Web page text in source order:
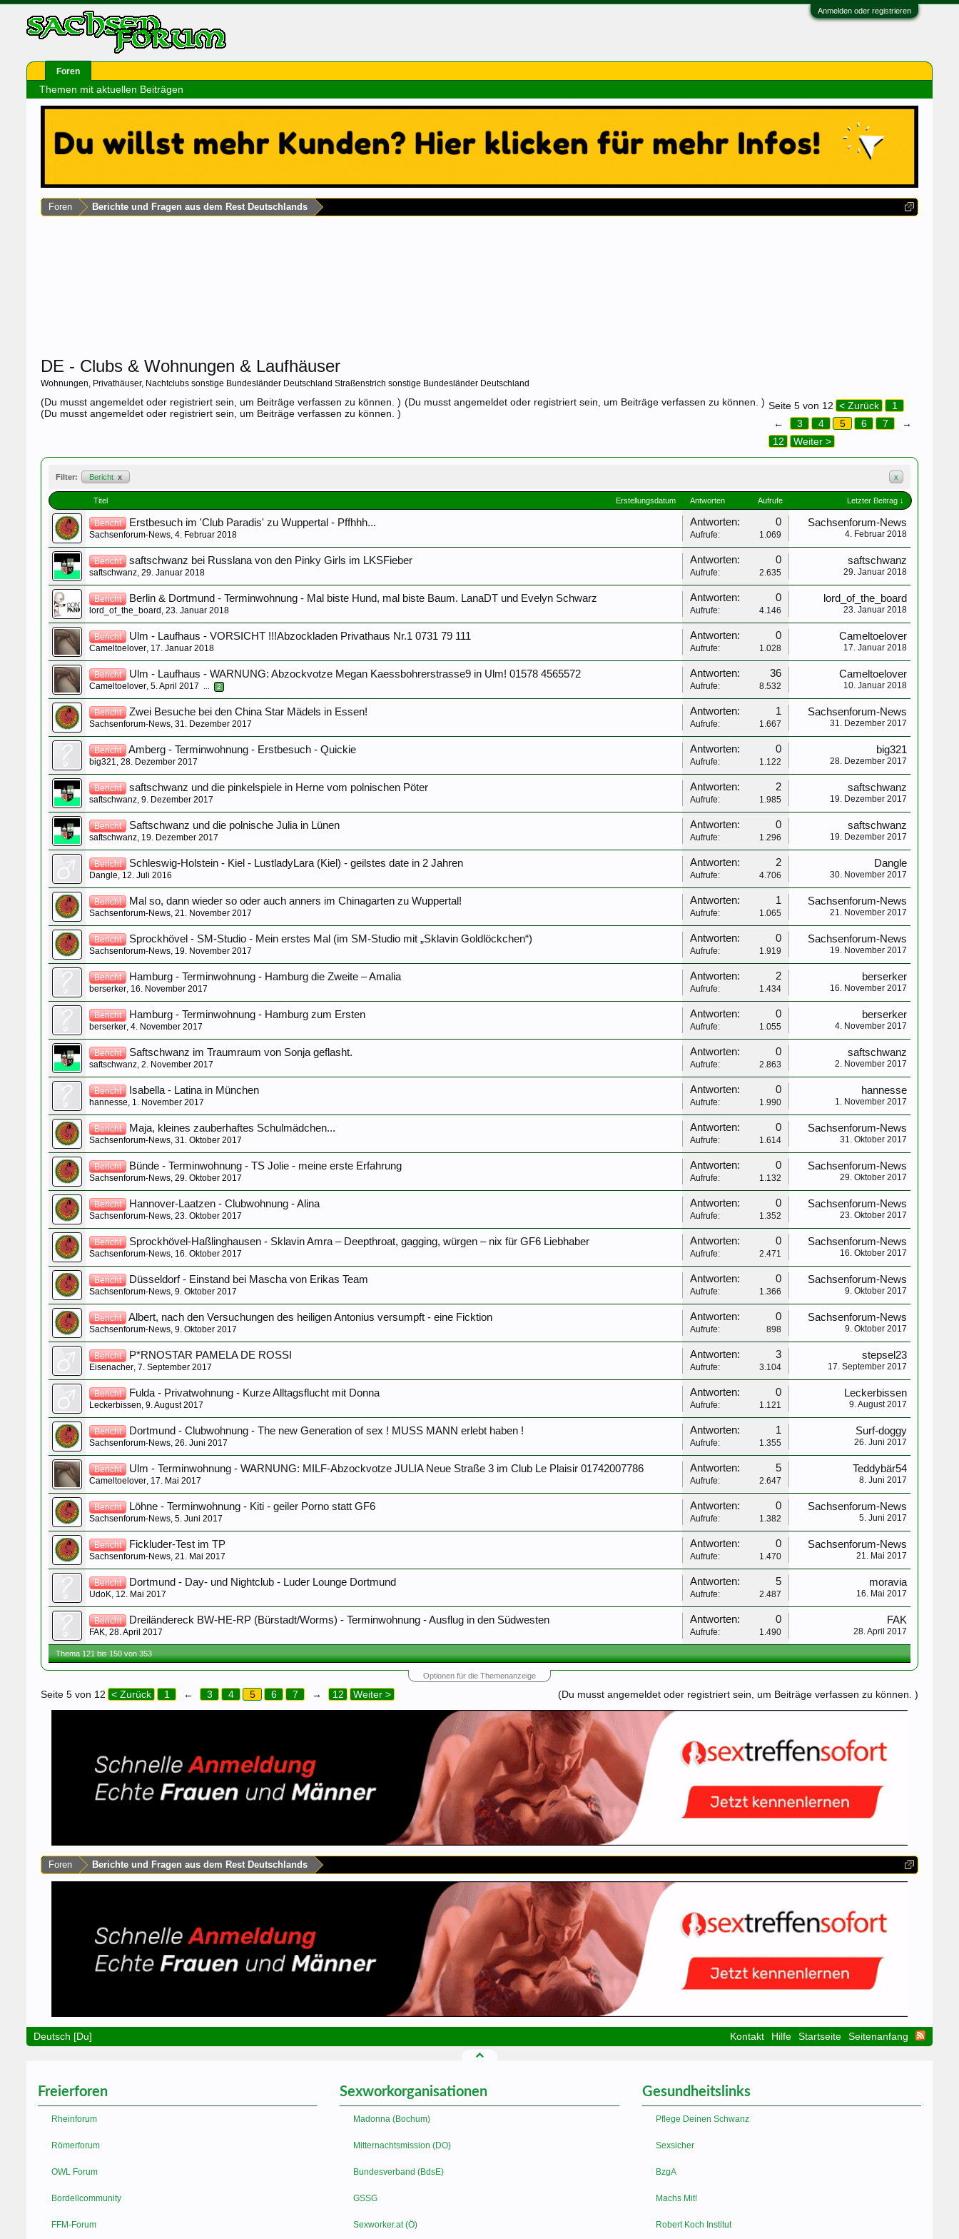
Anmelden oder registrieren
Foren Berichte und Fragen aus dem Rest Deutschlands
DE - Clubs & Wohnungen & Laufhäuser
Wohnungen, Privathäuser, Nachtclubs sonstige Bundesländer Deutschland Straßenstrich sonstige Bundesländer Deutschland
(Du musst angemeldet oder registriert sein, um Beiträge verfassen zu können. ) (Du musst angemeldet oder registriert sein, um Beiträge verfassen zu können. )
(Du musst angemeldet oder registriert sein, um Beiträge verfassen zu können. )
Seite 5 von 12 < Zurück
1
←
3 4 5 6 7
→
12
Weiter >
Filter: Bericht x x
Titel Erstellungsdatum Antworten Aufrufe Letzter Beitrag ↓
Bericht Erstbesuch im 'Club Paradis' zu Wuppertal - Pffhhh...
Sachsenforum-News, 4. Februar 2018
Antworten: 0
Aufrufe: 1.069
Sachsenforum-News
4. Februar 2018
Bericht saftschwanz bei Russlana von den Pinky Girls im LKSFieber
saftschwanz, 29. Januar 2018
Antworten: 0
Aufrufe: 2.635
saftschwanz
29. Januar 2018
Bericht Berlin & Dortmund - Terminwohnung - Mal biste Hund, mal biste Baum. LanaDT und Evelyn Schwarz
lord_of_the_board , 23. Januar 2018
Antworten: 0
Aufrufe: 4.146
lord_of_the_board
23. Januar 2018
Bericht Ulm - Laufhaus - VORSICHT !!!Abzockladen Privathaus Nr.1 0731 79 111
Cameltoelover, 17. Januar 2018
Antworten: 0
Aufrufe: 1.028
Cameltoelover
17. Januar 2018
Bericht Ulm - Laufhaus - WARNUNG: Abzockvotze Megan Kaessbohrerstrasse9 in Ulm! 01578 4565572
Cameltoelover, 5. April 2017 ... 2
Antworten: 36
Aufrufe: 8.532
Cameltoelover
10. Januar 2018
Bericht Zwei Besuche bei den China Star Mädels in Essen!
Sachsenforum-News, 31. Dezember 2017
Antworten: 1
Aufrufe: 1.667
Sachsenforum-News
31. Dezember 2017
Bericht Amberg - Terminwohnung - Erstbesuch - Quickie
big321, 28. Dezember 2017
Antworten: 0
Aufrufe: 1.122
big321
28. Dezember 2017
Bericht saftschwanz und die pinkelspiele in Herne vom polnischen Pöter
saftschwanz, 9. Dezember 2017
Antworten: 2
Aufrufe: 1.985
saftschwanz
19. Dezember 2017
Bericht Saftschwanz und die polnische Julia in Lünen
saftschwanz, 19. Dezember 2017
Antworten: 0
Aufrufe: 1.296
saftschwanz
19. Dezember 2017
Bericht Schleswig-Holstein - Kiel - LustladyLara (Kiel) - geilstes date in 2 Jahren
Dangle, 12. Juli 2016
Antworten: 2
Aufrufe: 4.706
Dangle
30. November 2017
Bericht Mal so, dann wieder so oder auch anners im Chinagarten zu Wuppertal!
Sachsenforum-News, 21. November 2017
Antworten: 1
Aufrufe: 1.065
Sachsenforum-News
21. November 2017
Bericht Sprockhövel - SM-Studio - Mein erstes Mal (im SM-Studio mit „Sklavin Goldlöckchen“)
Sachsenforum-News, 19. November 2017
Antworten: 0
Aufrufe: 1.919
Sachsenforum-News
19. November 2017
Bericht Hamburg - Terminwohnung - Hamburg die Zweite – Amalia
berserker, 16. November 2017
Antworten: 2
Aufrufe: 1.434
berserker
16. November 2017
Bericht Hamburg - Terminwohnung - Hamburg zum Ersten
berserker, 4. November 2017
Antworten: 0
Aufrufe: 1.055
berserker
4. November 2017
Bericht Saftschwanz im Traumraum von Sonja geflasht.
saftschwanz, 2. November 2017
Antworten: 0
Aufrufe: 2.863
saftschwanz
2. November 2017
Bericht Isabella - Latina in München
hannesse, 1. November 2017
Antworten: 0
Aufrufe: 1.990
hannesse
1. November 2017
Bericht Maja, kleines zauberhaftes Schulmädchen...
Sachsenforum-News, 31. Oktober 2017
Antworten: 0
Aufrufe: 1.614
Sachsenforum-News
31. Oktober 2017
Bericht Bünde - Terminwohnung - TS Jolie - meine erste Erfahrung
Sachsenforum-News, 29. Oktober 2017
Antworten: 0
Aufrufe: 1.132
Sachsenforum-News
29. Oktober 2017
Bericht Hannover-Laatzen - Clubwohnung - Alina
Sachsenforum-News, 23. Oktober 2017
Antworten: 0
Aufrufe: 1.352
Sachsenforum-News
23. Oktober 2017
Bericht Sprockhövel-Haßlinghausen - Sklavin Amra – Deepthroat, gagging, würgen – nix für GF6 Liebhaber
Sachsenforum-News, 16. Oktober 2017
Antworten: 0
Aufrufe: 2.471
Sachsenforum-News
16. Oktober 2017
Bericht Düsseldorf - Einstand bei Mascha von Erikas Team
Sachsenforum-News, 9. Oktober 2017
Antworten: 0
Aufrufe: 1.366
Sachsenforum-News
9. Oktober 2017
Bericht Albert, nach den Versuchungen des heiligen Antonius versumpft - eine Ficktion
Sachsenforum-News, 9. Oktober 2017
Antworten: 0
Aufrufe: 898
Sachsenforum-News
9. Oktober 2017
Bericht P*RNOSTAR PAMELA DE ROSSI
Eisenacher, 7. September 2017
Antworten: 3
Aufrufe: 3.104
stepsel23
17. September 2017
Bericht Fulda - Privatwohnung - Kurze Alltagsflucht mit Donna
Leckerbissen, 9. August 2017
Antworten: 0
Aufrufe: 1.121
Leckerbissen
9. August 2017
Bericht Dortmund - Clubwohnung - The new Generation of sex ! MUSS MANN erlebt haben !
Sachsenforum-News, 26. Juni 2017
Antworten: 1
Aufrufe: 1.355
Surf-doggy
26. Juni 2017
Bericht Ulm - Terminwohnung - WARNUNG: MILF-Abzockvotze JULIA Neue Straße 3 im Club Le Plaisir 01742007786
Cameltoelover, 17. Mai 2017
Antworten: 5
Aufrufe: 2.647
Teddybär54
8. Juni 2017
Bericht Löhne - Terminwohnung - Kiti - geiler Porno statt GF6
Sachsenforum-News, 5. Juni 2017
Antworten: 0
Aufrufe: 1.382
Sachsenforum-News
5. Juni 2017
Bericht Fickluder-Test im TP
Sachsenforum-News, 21. Mai 2017
Antworten: 0
Aufrufe: 1.470
Sachsenforum-News
21. Mai 2017
Bericht Dortmund - Day- und Nightclub - Luder Lounge Dortmund
UdoK, 12. Mai 2017
Antworten: 5
Aufrufe: 2.487
moravia
16. Mai 2017
Bericht Dreiländereck BW-HE-RP (Bürstadt/Worms) - Terminwohnung - Ausflug in den Südwesten
FAK, 28. April 2017
Antworten: 0
Aufrufe: 1.490
FAK
28. April 2017
Thema 121 bis 150 von 353
Optionen für die Themenanzeige
(Du musst angemeldet oder registriert sein, um Beiträge verfassen zu können. )
Seite 5 von 12 < Zurück 1 ← 3 4 5 6 7 → 12 Weiter >
Foren Berichte und Fragen aus dem Rest Deutschlands
Foren
Themen mit aktuellen Beiträgen
Deutsch [Du] Kontakt Hilfe Startseite Seitenanfang
Freierforen
Rheinforum
Römerforum
OWL Forum
Bordellcommunity
FFM-Forum
Sexworkorganisationen
Madonna (Bochum)
Mitternachtsmission (DO)
Bundesverband (BdsE)
GSSG
Sexworker.at (Ö)
Gesundheitslinks
Pflege Deinen Schwanz
Sexsicher
BzgA
Machs Mit!
Robert Koch Institut